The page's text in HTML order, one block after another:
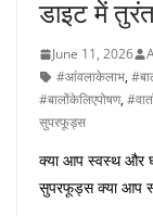
डाइट में
June 11, 2026
#आंवलाकेलाभ,
#बालोंकेलिएपोषण,
सुपरफूड्स
क्या आप स्वस्थ और
सुपरफूड्स क्या आप